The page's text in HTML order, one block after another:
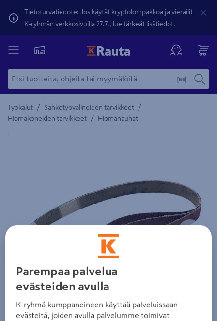
Tietoturvatiedote: Jos käytät kryptolompakkoa ja vierailit
K-ryhmän verkkosivuilla 27.7., lue tärkeät lisätiedot.
Työkalut / Sähkötyövälineiden tarvikkeet /
Hiomakoneiden tarvikkeet / Hiomanauhat
Yksityiskohtainen kuvaus löytyy Tuotteen kuvaus -
Edellinen
Parempaa palvelua
evästeiden avulla
K-ryhmä kumppaneineen käyttää palveluissaan
evästeitä, joiden avulla palvelumme toimivat